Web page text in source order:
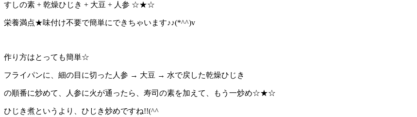
すしの素 + 乾燥ひじき + 大豆 + 人参 ☆★☆
栄養満点★味付け不要で簡単にできちゃいます♪♪(*^^)v
作り方はとっても簡単☆
フライパンに、細の目に切った人参 → 大豆 → 水で戻した乾燥ひじき
の順番に炒めて、人参に火が通ったら、寿司の素を加えて、もう一炒め☆★☆
ひじき煮というより、ひじき炒めですね!!(^^ゞ